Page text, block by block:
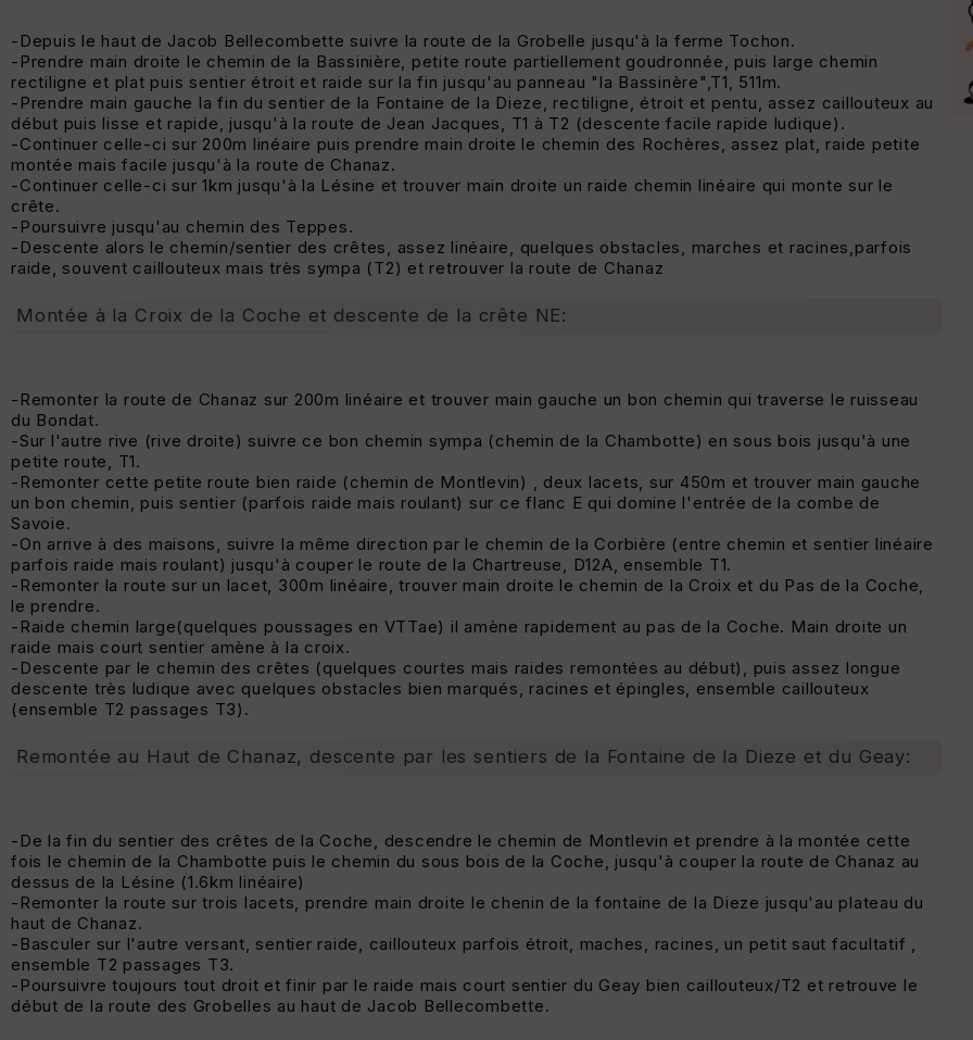
-Depuis le haut de Jacob Bellecombette suivre la route de la Grobelle jusqu'à la ferme Tochon.
-Prendre main droite le chemin de la Bassinière, petite route partiellement goudronnée, puis large chemin
rectiligne et plat puis sentier étroit et raide sur la fin jusqu'au panneau "la Bassinère",T1, 511m.
-Prendre main gauche la fin du sentier de la Fontaine de la Dieze, rectiligne, étroit et pentu, assez caillouteux au
début puis lisse et rapide, jusqu'à la route de Jean Jacques, T1 à T2 (descente facile rapide ludique).
-Continuer celle-ci sur 200m linéaire puis prendre main droite le chemin des Rochères, assez plat, raide petite
montée mais facile jusqu'à la route de Chanaz.
-Continuer celle-ci sur 1km jusqu'à la Lésine et trouver main droite un raide chemin linéaire qui monte sur le
crête.
-Poursuivre jusqu'au chemin des Teppes.
-Descente alors le chemin/sentier des crêtes, assez linéaire, quelques obstacles, marches et racines,parfois
raide, souvent caillouteux mais très sympa (T2) et retrouver la route de Chanaz
Montée à la Croix de la Coche et descente de la crête NE:
-Remonter la route de Chanaz sur 200m linéaire et trouver main gauche un bon chemin qui traverse le ruisseau
du Bondat.
-Sur l'autre rive (rive droite) suivre ce bon chemin sympa (chemin de la Chambotte) en sous bois jusqu'à une
petite route, T1.
-Remonter cette petite route bien raide (chemin de Montlevin) , deux lacets, sur 450m et trouver main gauche
un bon chemin, puis sentier (parfois raide mais roulant) sur ce flanc E qui domine l'entrée de la combe de
Savoie.
-On arrive à des maisons, suivre la même direction par le chemin de la Corbière (entre chemin et sentier linéaire
parfois raide mais roulant) jusqu'à couper le route de la Chartreuse, D12A, ensemble T1.
-Remonter la route sur un lacet, 300m linéaire, trouver main droite le chemin de la Croix et du Pas de la Coche,
le prendre.
-Raide chemin large(quelques poussages en VTTae) il amène rapidement au pas de la Coche. Main droite un
raide mais court sentier amène à la croix.
-Descente par le chemin des crêtes (quelques courtes mais raides remontées au début), puis assez longue
descente très ludique avec quelques obstacles bien marqués, racines et épingles, ensemble caillouteux
(ensemble T2 passages T3).
Remontée au Haut de Chanaz, descente par les sentiers de la Fontaine de la Dieze et du Geay:
-De la fin du sentier des crêtes de la Coche, descendre le chemin de Montlevin et prendre à la montée cette
fois le chemin de la Chambotte puis le chemin du sous bois de la Coche, jusqu'à couper la route de Chanaz au
dessus de la Lésine (1.6km linéaire)
-Remonter la route sur trois lacets, prendre main droite le chenin de la fontaine de la Dieze jusqu'au plateau du
haut de Chanaz.
-Basculer sur l'autre versant, sentier raide, caillouteux parfois étroit, maches, racines, un petit saut facultatif ,
ensemble T2 passages T3.
-Poursuivre toujours tout droit et finir par le raide mais court sentier du Geay bien caillouteux/T2 et retrouve le
début de la route des Grobelles au haut de Jacob Bellecombette.